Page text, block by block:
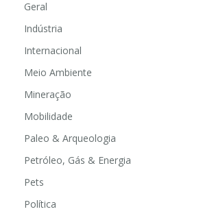
Geral
Indústria
Internacional
Meio Ambiente
Mineração
Mobilidade
Paleo & Arqueologia
Petróleo, Gás & Energia
Pets
Política